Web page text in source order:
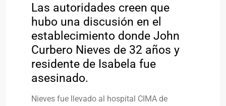
Las autoridades creen que
hubo una discusión en el
establecimiento donde John
Curbero Nieves de 32 años y
residente de Isabela fue
asesinado.
Nieves fue llevado al hospital CIMA de